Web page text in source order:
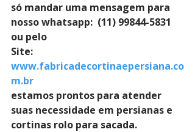
só mandar uma mensagem para
nosso whatsapp:  (11) 99844-5831
ou pelo
Site:
www.fabricadecortinaepersiana.co
m.br
estamos prontos para atender
suas necessidade em persianas e
cortinas rolo para sacada.